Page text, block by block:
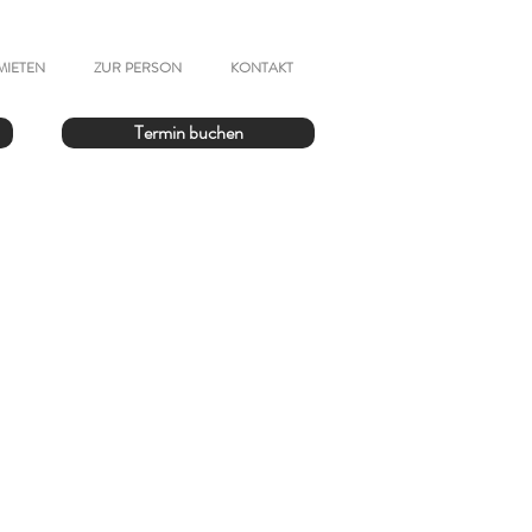
ZUR PERSON KONTAKT
Termin buchen